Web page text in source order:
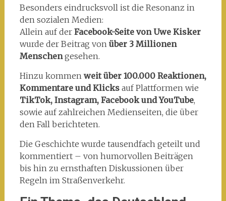
Besonders eindrucksvoll ist die Resonanz in
den sozialen Medien:
Allein auf der Facebook-Seite von Uwe Kisker
wurde der Beitrag von über 3 Millionen
Menschengesehen.
Hinzu kommen weit über 100.000 Reaktionen,
Kommentare und Klicksauf Plattformen wie
TikTok, Instagram, Facebook und YouTube,
sowie auf zahlreichen Medienseiten, die über
den Fall berichteten.
Die Geschichte wurde tausendfach geteilt und
kommentiert – von humorvollen Beiträgen
bis hin zu ernsthaften Diskussionen über
Regeln im Straßenverkehr.